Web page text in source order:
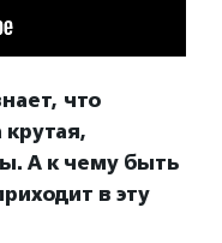
что
А к чему быть
в эту